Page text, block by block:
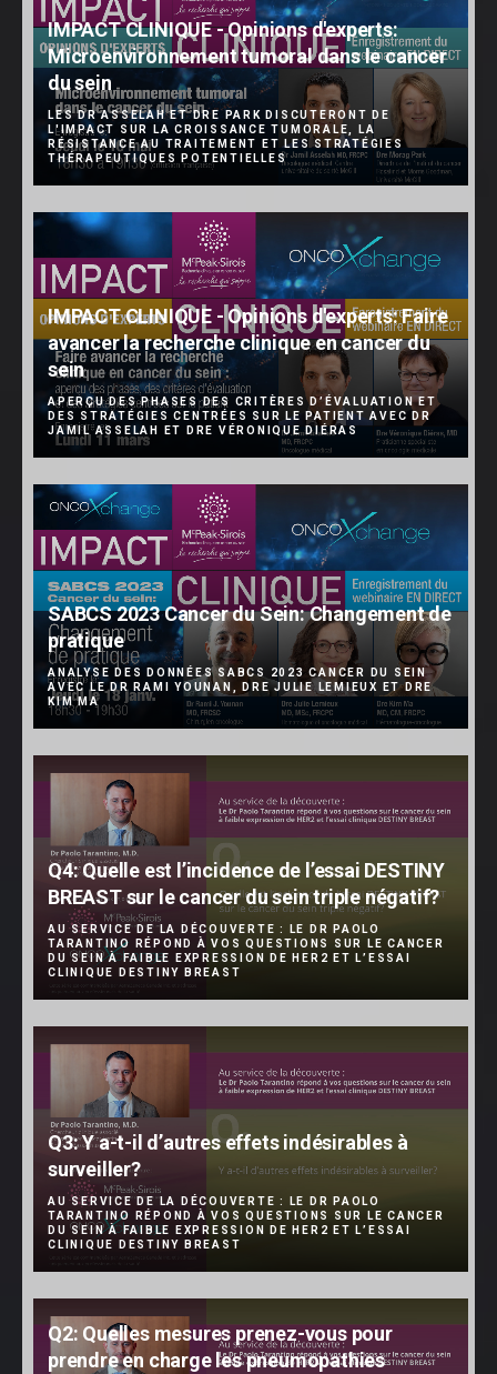
IMPACT CLINIQUE - Opinions d'experts:
Microenvironnement tumoral dans le cancer
du sein
LES DR ASSELAH ET DRE PARK DISCUTERONT DE
L'IMPACT SUR LA CROISSANCE TUMORALE, LA
RÉSISTANCE AU TRAITEMENT ET LES STRATÉGIES
THÉRAPEUTIQUES POTENTIELLES
IMPACT CLINIQUE - Opinions d'experts: Faire
avancer la recherche clinique en cancer du
sein
APERÇU DES PHASES DES CRITÈRES D’ÉVALUATION ET
DES STRATÉGIES CENTRÉES SUR LE PATIENT AVEC DR
JAMIL ASSELAH ET DRE VÉRONIQUE DIÉRAS
SABCS 2023 Cancer du Sein: Changement de
pratique
ANALYSE DES DONNÉES SABCS 2023 CANCER DU SEIN
AVEC LE DR RAMI YOUNAN, DRE JULIE LEMIEUX ET DRE
KIM MA
Q4: Quelle est l’incidence de l’essai DESTINY
BREAST sur le cancer du sein triple négatif?
AU SERVICE DE LA DÉCOUVERTE : LE DR PAOLO
TARANTINO RÉPOND À VOS QUESTIONS SUR LE CANCER
DU SEIN À FAIBLE EXPRESSION DE HER2 ET L’ESSAI
CLINIQUE DESTINY BREAST
Q3: Y a-t-il d’autres effets indésirables à
surveiller?
AU SERVICE DE LA DÉCOUVERTE : LE DR PAOLO
TARANTINO RÉPOND À VOS QUESTIONS SUR LE CANCER
DU SEIN À FAIBLE EXPRESSION DE HER2 ET L’ESSAI
CLINIQUE DESTINY BREAST
Q2: Quelles mesures prenez-vous pour
prendre en charge les pneumopathies